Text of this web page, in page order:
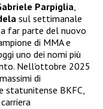
Parpiglia,
sul settimanale
far parte del nuovo
di MMA e
uno dei nomi più
Nell’ottobre 2025
di
statunitense BKFC,